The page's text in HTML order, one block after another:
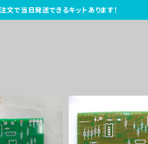
文で当日発送できるキットあります！
ント基板
Filter S&Hプリ